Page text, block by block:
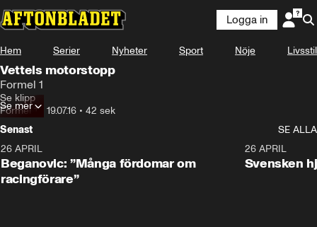
Logga in
Hem Serier Nyheter Sport Nöje Livsstil
Vettels motorstopp
Formel 1
Se klipp
Formel 1• 19.07.16 • 42 sek
Se mer
Senast
SE ALLA
26 APRIL
Beganovic: ”Många fördomar om
racingförare”
26 APRIL
Svensken